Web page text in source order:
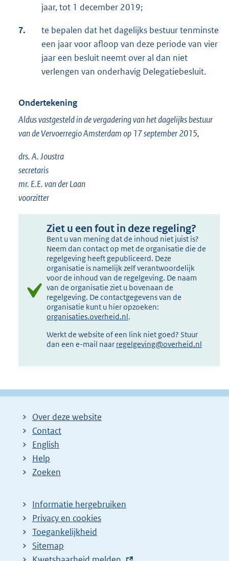
jaar, tot 1 december 2019;
7.
te bepalen dat het dagelijks bestuur tenminste
een jaar voor afloop van deze periode van vier
jaar een besluit neemt over al dan niet
verlengen van onderhavig Delegatiebesluit.
Ondertekening
Aldus vastgesteld in de vergadering van het dagelijks bestuur
van de Vervoerregio Amsterdam op 17 september 2015,
drs. A. Joustra
secretaris
mr. E.E. van der Laan
voorzitter
Ziet u een fout in deze regeling?
Bent u van mening dat de inhoud niet juist is?
Neem dan contact op met de organisatie die de
regelgeving heeft gepubliceerd. Deze
organisatie is namelijk zelf verantwoordelijk
voor de inhoud van de regelgeving. De naam
van de organisatie ziet u bovenaan de
regelgeving. De contactgegevens van de
organisatie kunt u hier opzoeken:
organisaties.overheid.nl.
Werkt de website of een link niet goed? Stuur
dan een e-mail naar regelgeving@overheid.nl
Over deze website
Contact
English
Help
Zoeken
Informatie hergebruiken
Privacy en cookies
Toegankelijkheid
Sitemap